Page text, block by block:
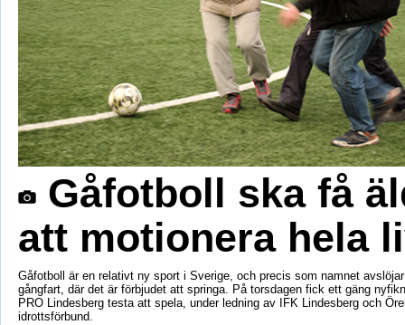
Gåfotboll ska få
att motionera hela
Gåfotboll är en relativt ny sport i Sverige, och precis som namnet
gångfart, där det är förbjudet att springa. På torsdagen fick ett gäng
PRO Lindesberg testa att spela, under ledning av IFK Lindesberg och
idrottsförbund.